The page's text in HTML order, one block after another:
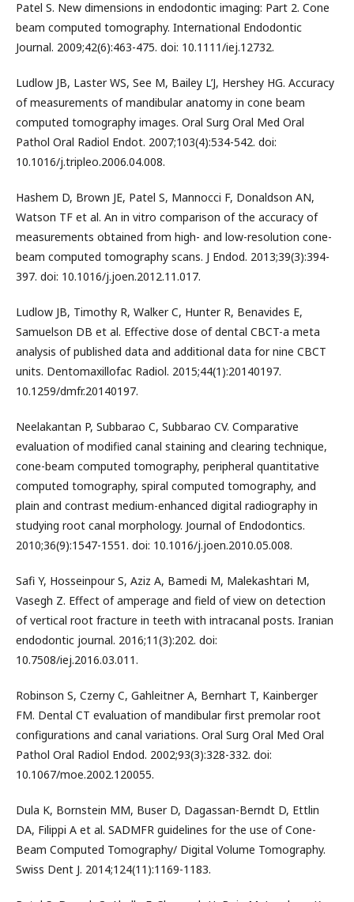
Patel S. New dimensions in endodontic imaging: Part 2. Cone
beam computed tomography. International Endodontic
Journal. 2009;42(6):463-475. doi: 10.1111/iej.12732.
Ludlow JB, Laster WS, See M, Bailey L’J, Hershey HG. Accuracy
of measurements of mandibular anatomy in cone beam
computed tomography images. Oral Surg Oral Med Oral
Pathol Oral Radiol Endot. 2007;103(4):534-542. doi:
10.1016/j.tripleo.2006.04.008.
Hashem D, Brown JE, Patel S, Mannocci F, Donaldson AN,
Watson TF et al. An in vitro comparison of the accuracy of
measurements obtained from high- and low-resolution cone-
beam computed tomography scans. J Endod. 2013;39(3):394-
397. doi: 10.1016/j.joen.2012.11.017.
Ludlow JB, Timothy R, Walker C, Hunter R, Benavides E,
Samuelson DB et al. Effective dose of dental CBCT-a meta
analysis of published data and additional data for nine CBCT
units. Dentomaxillofac Radiol. 2015;44(1):20140197.
10.1259/dmfr.20140197.
Neelakantan P, Subbarao C, Subbarao CV. Comparative
evaluation of modified canal staining and clearing technique,
cone-beam computed tomography, peripheral quantitative
computed tomography, spiral computed tomography, and
plain and contrast medium-enhanced digital radiography in
studying root canal morphology. Journal of Endodontics.
2010;36(9):1547-1551. doi: 10.1016/j.joen.2010.05.008.
Safi Y, Hosseinpour S, Aziz A, Bamedi M, Malekashtari M,
Vasegh Z. Effect of amperage and field of view on detection
of vertical root fracture in teeth with intracanal posts. Iranian
endodontic journal. 2016;11(3):202. doi:
10.7508/iej.2016.03.011.
Robinson S, Czerny C, Gahleitner A, Bernhart T, Kainberger
FM. Dental CT evaluation of mandibular first premolar root
configurations and canal variations. Oral Surg Oral Med Oral
Pathol Oral Radiol Endod. 2002;93(3):328-332. doi:
10.1067/moe.2002.120055.
Dula K, Bornstein MM, Buser D, Dagassan-Berndt D, Ettlin
DA, Filippi A et al. SADMFR guidelines for the use of Cone-
Beam Computed Tomography/ Digital Volume Tomography.
Swiss Dent J. 2014;124(11):1169-1183.